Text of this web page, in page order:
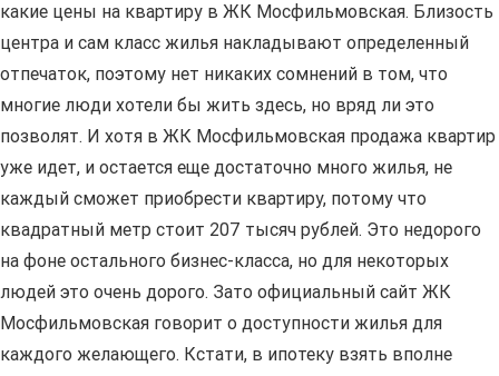
какие цены на квартиру в ЖК Мосфильмовская. Близость
центра и сам класс жилья накладывают определенный
отпечаток, поэтому нет никаких сомнений в том, что
многие люди хотели бы жить здесь, но вряд ли это
позволят. И хотя в ЖК Мосфильмовская продажа квартир
уже идет, и остается еще достаточно много жилья, не
каждый сможет приобрести квартиру, потому что
квадратный метр стоит 207 тысяч рублей. Это недорого
на фоне остального бизнес-класса, но для некоторых
людей это очень дорого. Зато официальный сайт ЖК
Мосфильмовская говорит о доступности жилья для
каждого желающего. Кстати, в ипотеку взять вполне